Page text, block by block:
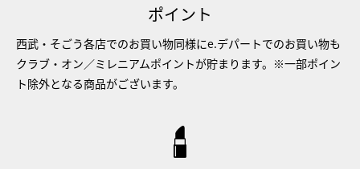
ポイント
西武・そごう各店でのお買い物同様にe.デパートでのお買い物も
クラブ・オン／ミレニアムポイントが貯まります。※一部ポイン
ト除外となる商品がございます。